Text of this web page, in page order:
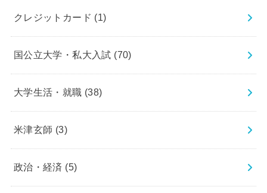
クレジットカード (1)
国公立大学・私大入試 (70)
大学生活・就職 (38)
米津玄師 (3)
政治・経済 (5)